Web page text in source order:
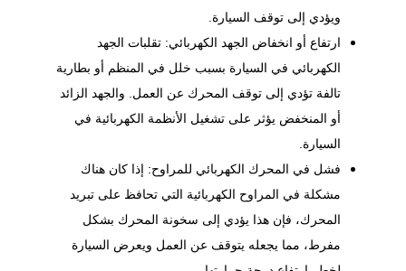
ويؤدي إلى توقف السيارة.
ارتفاع أو انخفاض الجهد الكهربائي: تقلبات الجهد
الكهربائي في السيارة بسبب خلل في المنظم أو بطارية
تالفة تؤدي إلى توقف المحرك عن العمل. والجهد الزائد
أو المنخفض يؤثر على تشغيل الأنظمة الكهربائية في
السيارة.
فشل في المحرك الكهربائي للمراوح: إذا كان هناك
مشكلة في المراوح الكهربائية التي تحافظ على تبريد
المحرك، فإن هذا يؤدي إلى سخونة المحرك بشكل
مفرط، مما يجعله يتوقف عن العمل ويعرض السيارة